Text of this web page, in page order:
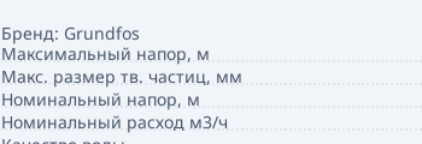
Бренд: Grundfos
Максимальный напор, м
Макс. размер тв. частиц, мм
Номинальный напор, м
Номинальный расход м3/ч